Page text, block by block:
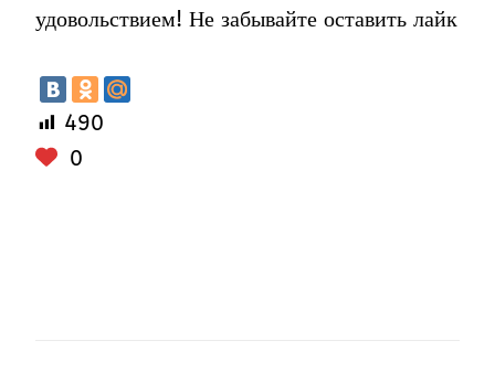
удовольствием! Не забывайте оставить лайк
490
0